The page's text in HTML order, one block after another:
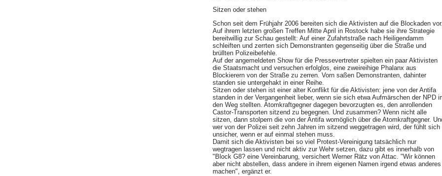
Sitzen oder stehen
Schon seit dem Frühjahr 2006 bereiten sich die Aktivisten auf die Blockaden vor.
Auf ihrem letzten großen Treffen Mitte April in Rostock habe sie ihre Strategie
bereitwillig zur Schau gestellt: Auf einer Zufahrtstraße nach Heiligendamm
schleiften und zerrten sich Demonstranten gegenseitig über die Straße und
brüllten Polizeibefehle.
Auf der angemeldeten Show für die Pressevertreter spielten ein paar Aktivisten
die Staatsmacht und versuchen erfolglos, eine zweireihige Phalanx aus
Blockierern von der Straße zu zerren. Vorn saßen Demonstranten, dahinter
standen sie untergehakt in einer Reihe.
Sitzen oder stehen ist einer alter Konflikt für die Aktivisten: jene von der Antifa
standen in der Vergangenheit lieber, wenn sie sich etwa Aufmärschen der NPD
den Weg stellten. Atomkraftgegner dagegen bevorzugten es, den anrollenden
Castor-Transporten sitzend zu begegnen. Und zusammen? Wenn nicht alle
sitzen, dann stolpern die von der Antifa womöglich über die Atomkraftgegner.
wer von der Polizei seit zehn Jahren im sitzend weggetragen wird, der fühlt sich
unsicher, wenn er auf einmal stehen muss.
Damit sich die Aktivisten bei so viel Protest-Vereinigung tatsächlich nur
wegtragen lassen und nicht aktiv zur Wehr setzen, dazu gibt es innerhalb von
"Block G8? eine Vereinbarung, versichert Werner Rätz von Attac. "Wir können
aber nicht abstellen, dass andere in ihrem eigenen Namen irgend etwas anderes
machen", ergänzt er.